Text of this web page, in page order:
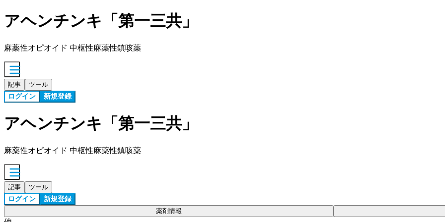
アヘンチンキ「第一三共」
麻薬性オピオイド 中枢性麻薬性鎮咳薬
記事 ツール
ログイン 新規登録
アヘンチンキ「第一三共」
麻薬性オピオイド 中枢性麻薬性鎮咳薬
記事 ツール
ログイン 新規登録
薬剤情報